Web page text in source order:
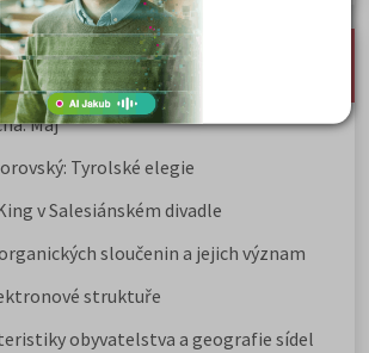
maturitní otázky a čtenářsky
Máj
Tyrolské elegie
v Salesiánském divadle
sloučenin a jejich význam
struktuře
obyvatelstva a geografie sídel